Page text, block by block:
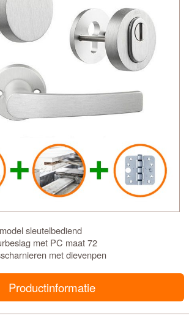
sleutelbediend
met PC maat 72
met dievenpen
Productinformatie